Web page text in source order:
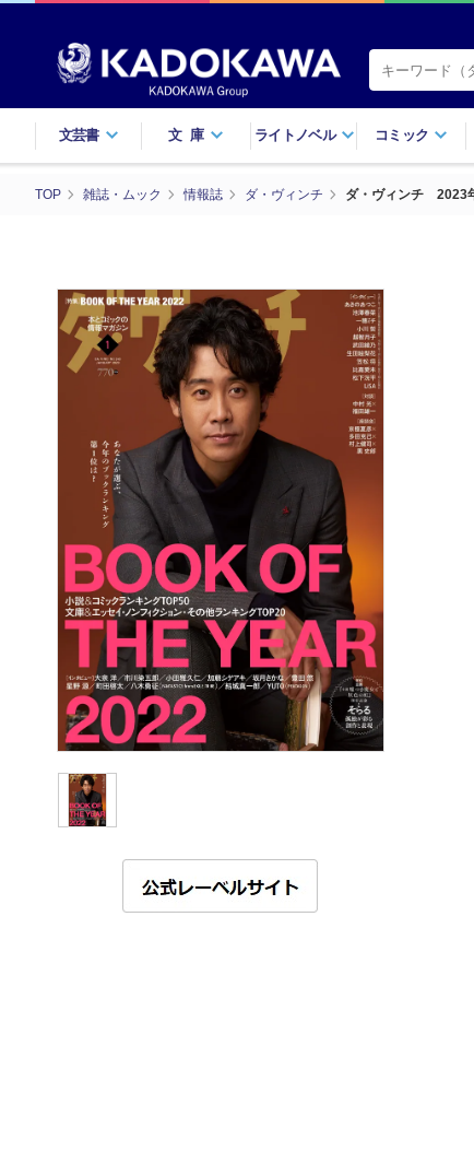
文芸書 文庫 ライトノベル コミック
TOP 雑誌・ムック 情報誌 ダ・ヴィンチ ダ・ヴィンチ 2023